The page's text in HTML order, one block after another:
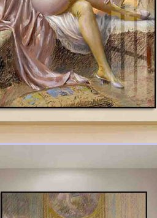
Tranh Cá Chép
Tranh Đồng Quê
Tranh Con Hổ
giỏ hàng.
kiếm: